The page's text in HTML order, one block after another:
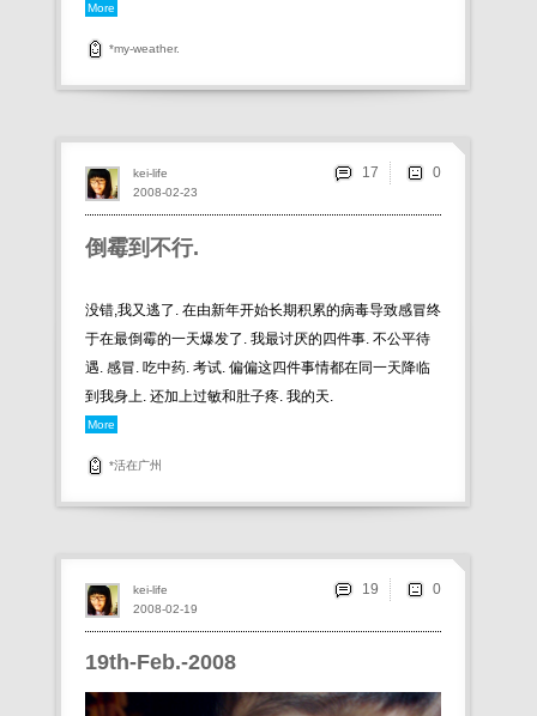
More
*my-weather.
倒霉到不行.
没错,我又逃了. 在由新年开始长期积累的病毒导致感冒终
于在最倒霉的一天爆发了. 我最讨厌的四件事. 不公平待
遇. 感冒. 吃中药. 考试. 偏偏这四件事情都在同一天降临
到我身上. 还加上过敏和肚子疼. 我的天.
More
*活在广州
2008-02-23
kei-life 17
19th-Feb.-2008
2008-02-19
kei-life 19